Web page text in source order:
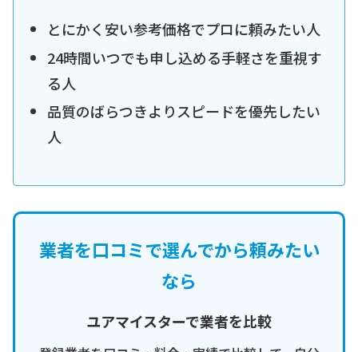
とにかく安い参考価格でプロに頼みたい人
24時間いつでも申し込める手軽さを重視す
る人
品質のばらつきよりスピードを優先したい
人
業者を口コミで選んでから頼みたい
なら
ユアマイスターで業者を比較